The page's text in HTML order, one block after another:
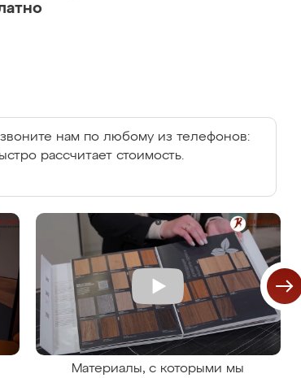
нам по любому из телефонов:
рассчитает стоимость.
Материалы, с которыми мы